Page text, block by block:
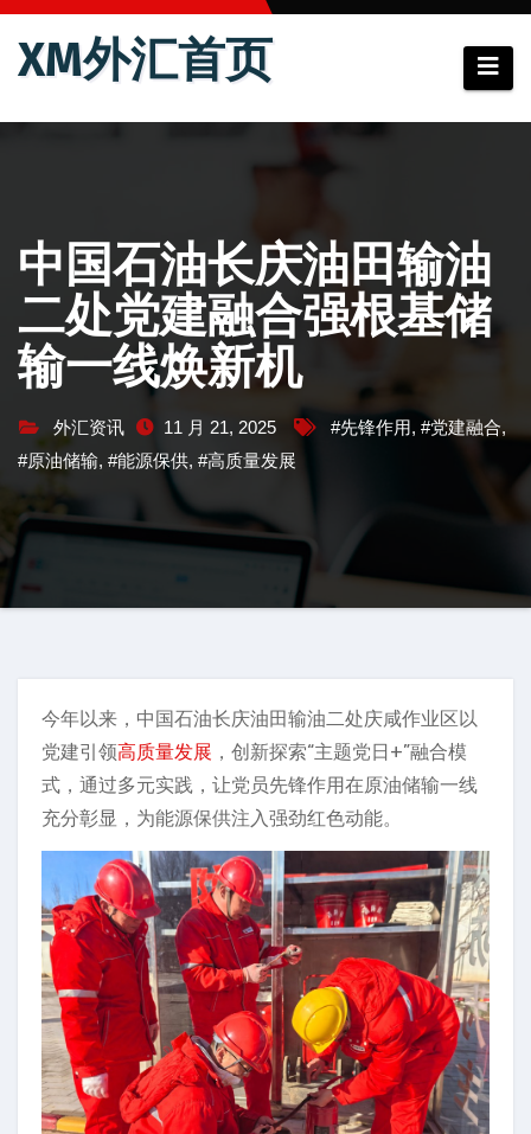
跳
XM外汇首页
中国石油长庆油田输油
二处党建融合强根基储
输一线焕新机
外汇资讯 11 月 21, 2025 #先锋作用, #党建融合,
#原油储输, #能源保供, #高质量发展
今年以来，中国石油长庆油田输油二处庆咸作业区以
党建引领高质量发展 ，创新探索“主题党日+”融合模
式，通过多元实践，让党员先锋作用在原油储输一线
充分彰显，为能源保供注入强劲红色动能。